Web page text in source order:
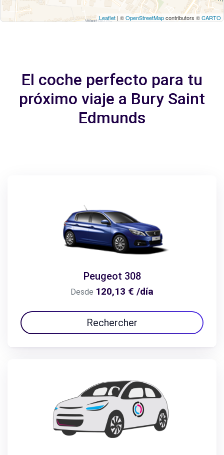
Leaflet | ©OpenStreetMapcontributors ©CARTO
El coche perfecto para tu
próximo viaje a Bury Saint
Edmunds
Peugeot 308
Desde 120,13 € /día
Rechercher